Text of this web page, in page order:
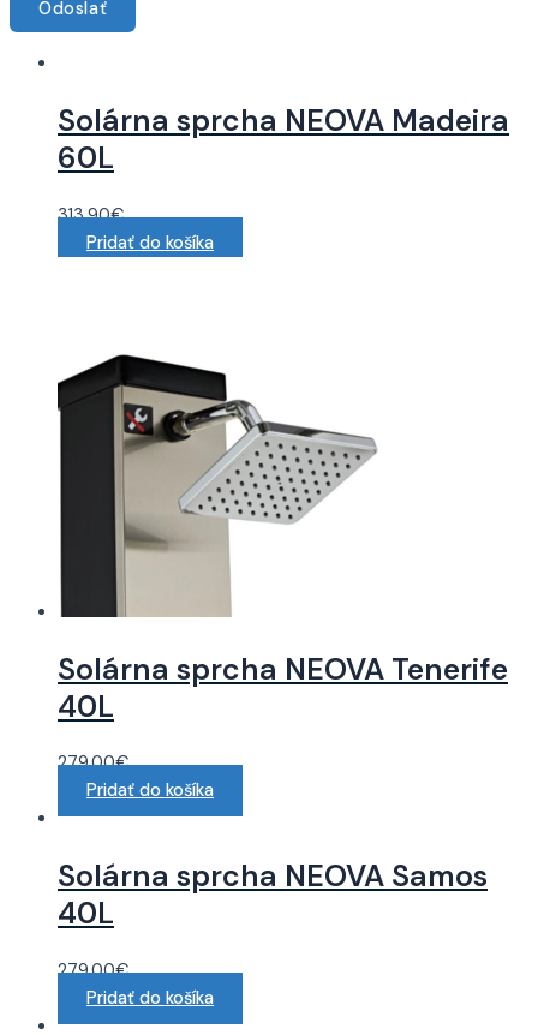
Solárna sprcha NEOVA Madeira
60L
313.90€
Pridať do košíka
Solárna sprcha NEOVA Tenerife
40L
279.00€
Pridať do košíka
Solárna sprcha NEOVA Samos
40L
279.00€
Pridať do košíka